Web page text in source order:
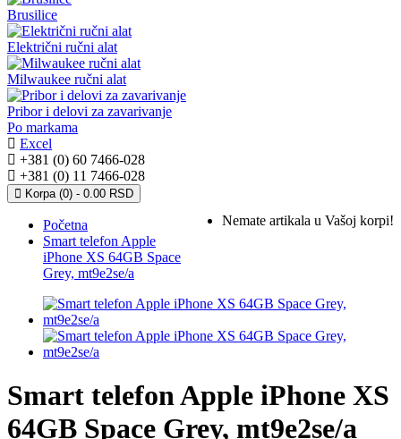
Brusilice
Električni ručni alat
Milwaukee ručni alat
Pribor i delovi za zavarivanje
Po markama
Excel
+381 (0) 60 7466-028
+381 (0) 11 7466-028
Korpa (0) - 0.00 RSD
Nemate artikala u Vašoj korpi!
Početna
Smart telefon Apple
iPhone XS 64GB Space
Grey, mt9e2se/a
Smart telefon Apple iPhone XS
64GB Space Grey, mt9e2se/a